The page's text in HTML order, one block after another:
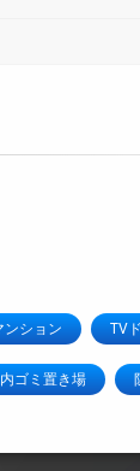
ンション TV
ゴミ置き場